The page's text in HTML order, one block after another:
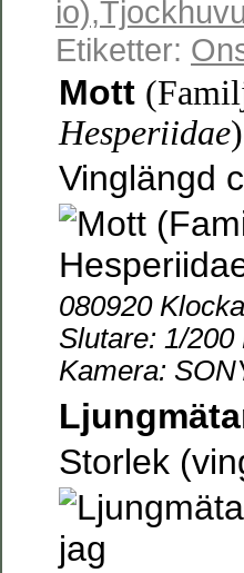
io),
Etiketter:
Mott
Hesperiidae)
Vinglängd
080920
Slutare: 1/200
Kamera:
Storlek